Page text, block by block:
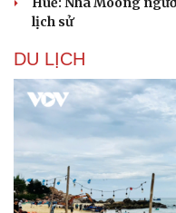
lịch sử
DU LỊCH